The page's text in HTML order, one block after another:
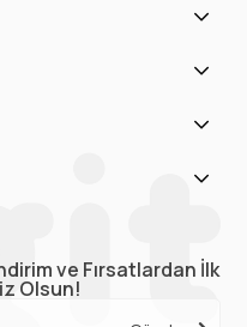
ve Fırsatlardan İlk
Olsun!